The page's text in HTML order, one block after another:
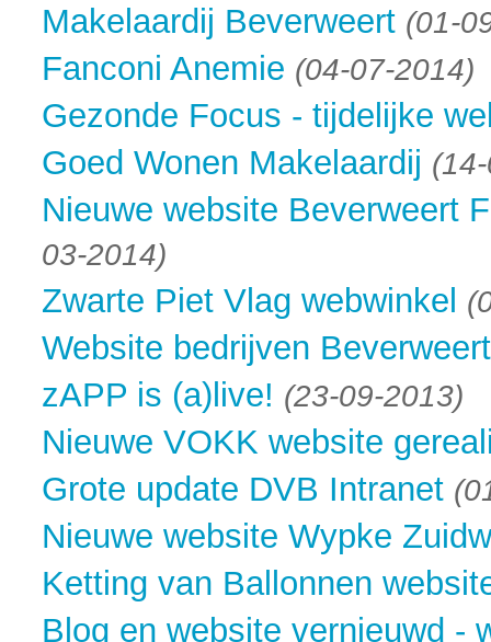
Makelaardij Beverweert (01-
Fanconi Anemie (04-07-2014)
Gezonde Focus - tijdelijke
Goed Wonen Makelaardij
Nieuwe website Beverweert
03-2014)
Zwarte Piet Vlag webwinkel
Website bedrijven
zAPP is (a)live! (23-09-2013)
Nieuwe VOKK website
Grote update DVB Intranet
Nieuwe website Wypke
Ketting van Ballonnen
Blog en website vernieuwd -